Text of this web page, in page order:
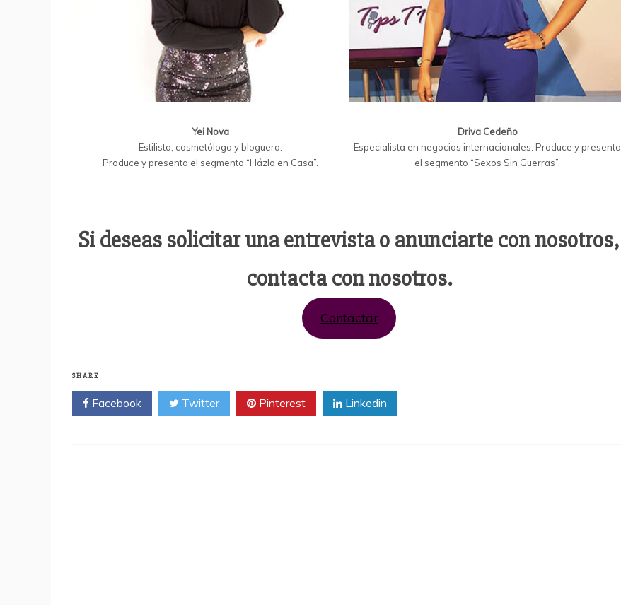
Yei Nova
Estilista, cosmetóloga y bloguera.
Produce y presenta el segmento “Házlo en Casa”.
Driva Cedeño
Especialista en negocios internacionales. Produce y presenta
el segmento “Sexos Sin Guerras”.
Si deseas solicitar una entrevista o anunciarte con nosotros,
contacta con nosotros.
Contactar
SHARE
Facebook Twitter Pinterest Linkedin